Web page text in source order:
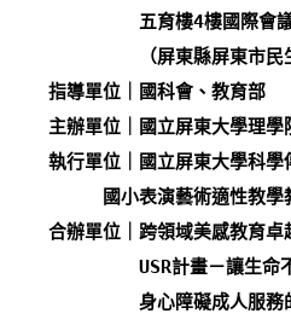
五育樓4樓國際會議
（屏東縣屏東市民生
指導單位｜國科會、教育部
主辦單位｜國立屏東大學理學
執行單位｜國立屏東大學科學
國小表演藝術適性教學
合辦單位｜跨領域美感教育卓
USR計畫－讓生命不
身心障礙成人服務的